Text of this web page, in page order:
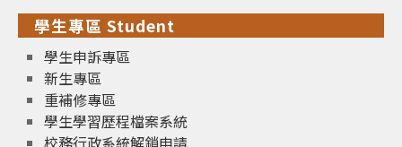
學生專區 Student
學生申訴專區
新生專區
重補修專區
學生學習歷程檔案系統
校務行政系統解鎖申請